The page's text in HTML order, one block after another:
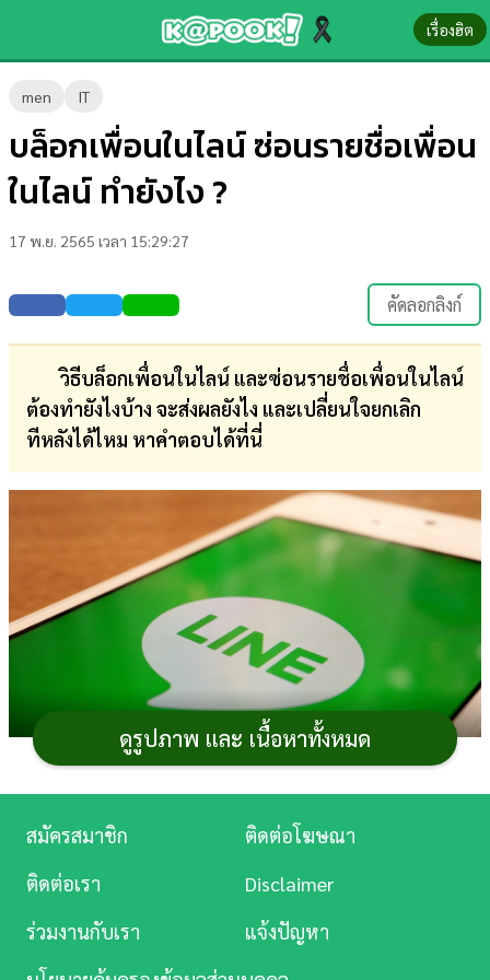
เรื่องฮิต
men IT
บล็อกเพื่อนในไลน์ ซ่อนรายชื่อเพื่อน
ในไลน์ ทำยังไง ?
17 พ.ย. 2565 เวลา 15:29:27
คัดลอกลิงก์
วิธีบล็อกเพื่อนในไลน์ และซ่อนรายชื่อเพื่อนในไลน์
ต้องทำยังไงบ้าง จะส่งผลยังไง และเปลี่ยนใจยกเลิก
ทีหลังได้ไหม หาคำตอบได้ที่นี่
ภาพจาก : shutterstock.com / slyellow
บางคน หรือซ่อนคนนั้นจากรายชื่อเพื่อน ไม่ว่าจะด้วย
เหตุผลอะไรก็ตาม แต่ยังไม่รู้วิธีว่าต้องทำอย่างไรบ้าง และ
ดูรูปภาพ และ เนื้อหาทั้งหมด
ข่าว-
ความ
รู้
บันเทิง
ตรวจ
หวย
ผล
บอล
สด
การ
ศึกษา
บันเทิง
ดู
Music
สมัครสมาชิก
ติดต่อโฆษณา
ติดต่อเรา
Disclaimer
ร่วมงานกับเรา
แจ้งปัญหา